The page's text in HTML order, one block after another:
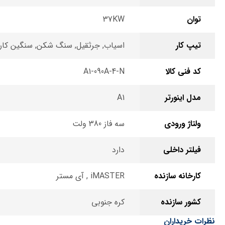
توان 37KW
تیپ کار اسیاب, جرثقیل, سنگ شکن, سنگین
کد فنی کالا A1-090A-4-N
مدل اینورتر A1
ولتاژ ورودی سه فاز 380 ولت
فیلتر داخلی دارد
کارخانه سازنده iMASTER , آی مستر
کشور سازنده
کره جنوبی
نظرات خریداران